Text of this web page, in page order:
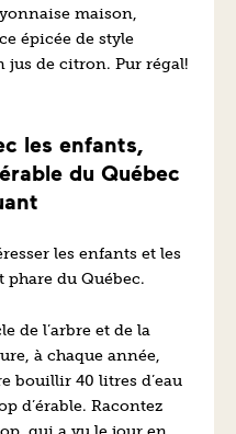
maison,
épicée de style
jus de citron. Pur régal!
les enfants,
du Québec
les enfants et les
du Québec.
de l’arbre et de la
à chaque année,
bouillir 40 litres d’eau
d’érable. Racontez